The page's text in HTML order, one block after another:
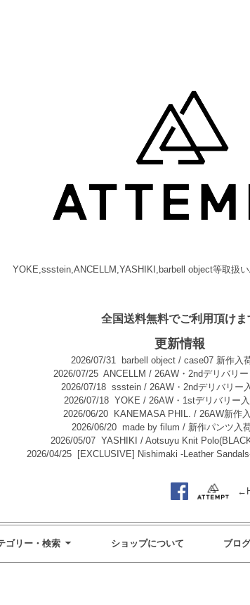
YOKE,ssstein,ANCELLM,YASHIKI,barbell object等取扱
全国送料無料でご利用頂けま
更新情報
2026/07/31
barbell object / case07 新作入
2026/07/25 ANCELLM / 26AW・2ndデリバリ
2026/07/18 ssstein / 26AW・2ndデリバリー
2026/07/18 YOKE / 26AW・1stデリバリー
2026/06/20
KANEMASA PHIL. / 26AW新作
2026/06/20 made by filum / 新作パンツ入
2026/05/07 YASHIKI / Aotsuyu Knit
2026/04/25
[EXCLUSIVE] Nishimaki -Leather
ゴリー・検索 ショップについて ブログ